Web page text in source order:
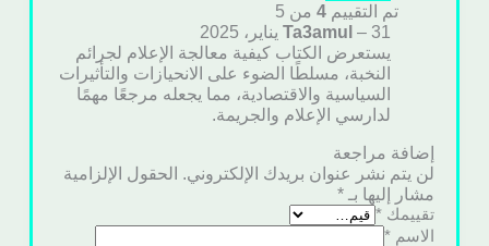
تم التقييم4 من 5
Ta3amul– 31 يناير، 2025
يستعرض الكتاب كيفية معالجة الإعلام لجرائم
النخبة، مسلطًا الضوء على الانحيازات والتأثيرات
السياسية والاقتصادية، مما يجعله مرجعًا مهمًا
لدارسي الإعلام والجريمة.
إضافة مراجعة
لن يتم نشر عنوان بريدك الإلكتروني. الحقول الإلزامية
مشار إليها بـ *
تقييمك *
الاسم *